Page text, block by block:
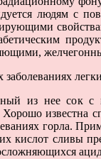
людям с
из нее сок с
известна
горла.
кислот сливы